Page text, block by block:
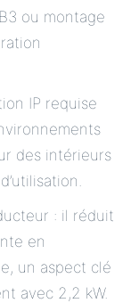
ou montage
IP requise
des intérieurs
: il réduit
en
un aspect clé
avec 2,2 kW.